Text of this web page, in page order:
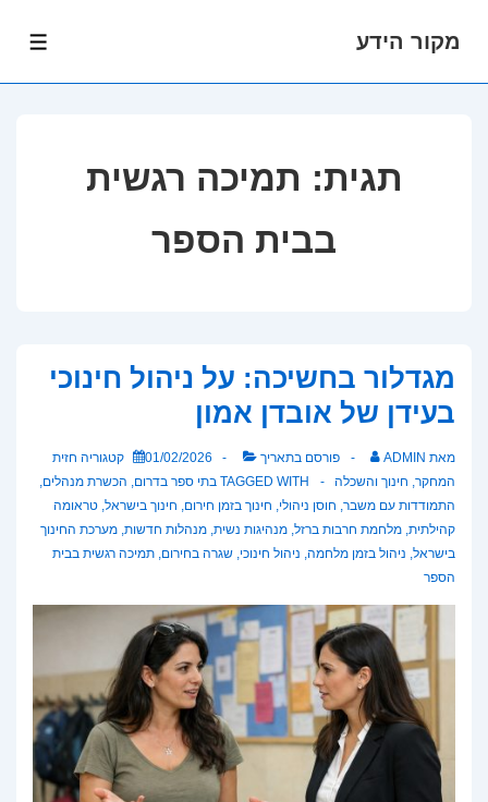
מקור הידע
תגית: תמיכה רגשית
בבית הספר
מגדלור בחשיכה: על ניהול חינוכי
בעידן של אובדן אמון
מאת ADMIN פורסם בתאריך 01/02/2026 קטגוריה חזית
המחקר, חינוך והשכלה TAGGED WITH בתי ספר בדרום, הכשרת מנהלים,
התמודדות עם משבר, חוסן ניהולי, חינוך בזמן חירום, חינוך בישראל, טראומה
קהילתית, מלחמת חרבות ברזל, מנהיגות נשית, מנהלות חדשות, מערכת החינוך
בישראל, ניהול בזמן מלחמה, ניהול חינוכי, שגרה בחירום, תמיכה רגשית בבית
הספר